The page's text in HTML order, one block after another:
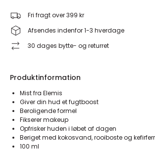
Fri fragt over 399 kr
Afsendes indenfor 1-3 hverdage
30 dages bytte- og returret
Produktinformation
Mist fra Elemis
Giver din hud et fugtboost
Beroligende formel
Fikserer makeup
Opfrisker huden i løbet af dagen
Beriget med kokosvand, rooiboste og
100 ml